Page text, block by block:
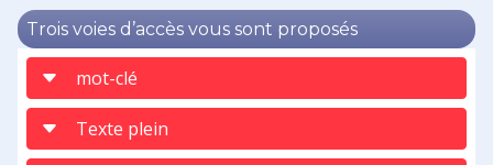
Trois voies d’accès vous sont proposés
mot-clé
Texte plein